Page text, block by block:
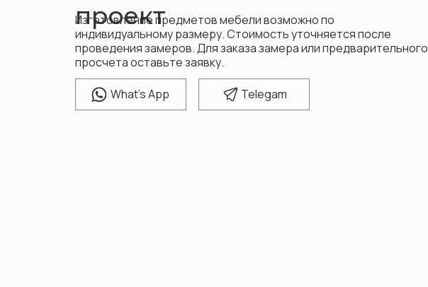
What's App Telegam
проект
Изготовление предметов мебели возможно по
индивидуальному размеру. Стоимость уточняется после
проведения замеров. Для заказа замера или предварительного
просчета оставьте заявку.